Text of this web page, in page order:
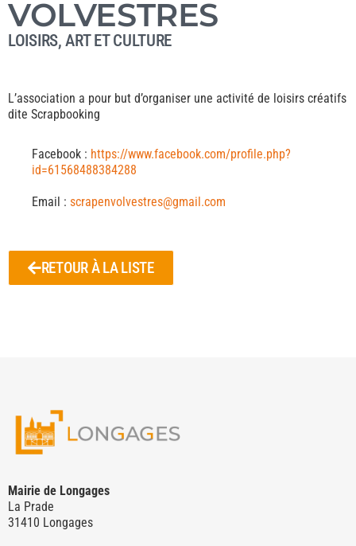
VOLVESTRES
LOISIRS, ART ET CULTURE
L’association a pour but d’organiser une activité de loisirs créatifs
dite Scrapbooking
Facebook : https://www.facebook.com/profile.php?
id=61568488384288
Email : scrapenvolvestres@gmail.com
RETOUR À LA LISTE
Mairie de Longages
La Prade
31410 Longages